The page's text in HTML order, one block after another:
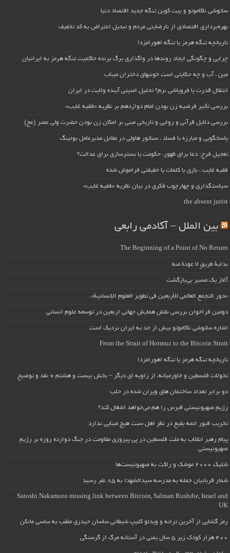
ساتوشی ناکاموتو و بیت کوین تنگه جدید اقتصاد دنیا
بهره‌برداری اقتصادی از نارضایتی مردم و تبدیل اعتراض به کد تخفیف
تاریخچه تنگه هرمز یا تنگه اهورامزدا
چرایی و چگونگی ایجاد روندها در واگذاری برگ برنده حاکمیت تنگه هرمز به ایرانیان
مین ، آب و چه حکایتی است خونبهای دختران میناب
انتقال قدرت یا فروپاشی نرم؟ تحلیل امنیتی آینده ولایت در ایران
بررسی تأثیر فرضیه زن بودن امام دوازدهم بر نظریه «فقیه غایب»
بررسی دلایل قرآنی و روایی و تاریخی مبنی بر امکان زن بودن حضرت ولی عصر (عج)
پاسخگویی و مبارزه با فساد ، سناتور هاولی در مقابل مدیرعامل بوئینگ
تعجیل فرج: دعا برای ظهور، حکومت یا بسترسازی برای عدالت؟
فقیه غایب ، بازی با کلمات یا حقیقتی فراموش شده
سیاستگذاری و چهارچوب فکری در بیان نظریه «فقیه غایب»
the absent jurist
بین الملل – آکادمی رابعی
The Beginning of a Point of No Return
بداية طريقٍ لا عودة منه
آغاز یک مسیر بی‌بازگشت
«دور التجمع العالمي للأربعين في تطوير العلوم الإنسانية».
دومین فراخوان بررسی نقش همایش جهانی اربعین در توسعه علوم انسانی
اشاره ساتوشی ناکاموتو بیش از حد به ایران نزدیک است
From the Strait of Hormuz to the Bitcoin Strait
تاریخچه تنگه هرمز یا تنگه اهورامزدا
تحولات فلسطین و خاورمیانه، از زاویه ای دیگر – بخش بیست و هشتم + نقد و توضیح
دو برابر تعداد ساختمان های ویران شده در حلب
رژیم صهیونیستی قبرس را هم می‌خواهد اشغال کند؟
تخریب قبور ائمه بقیع در نظر اهل سنت هیچ مبنایی ندارد
پیام رهبر انقلاب به ملت فلسطین در پی پیروزی مقاومت در جنگ دوازده روزه بر رژیم
صهیونیستی
شلیک ۲۰۰۰ موشک و راکت به صهیونیست‌ها
شمار قربانیان حمله به مدرسه سیدالشهدا به ۸۵ نفر رسید
Satoshi Nakamoto missing link between Bitcoin, Salman Rushdie, Israel and
UK
رمز گشایی از آخرین ترانه و ویدئو کلیپ شیطانی ساسان حیدری ملقب به ساسی مانکن
۴۰۰ هزار کودک زیر ۵ سال یمنی در آستانه مرگ از گرسنگی